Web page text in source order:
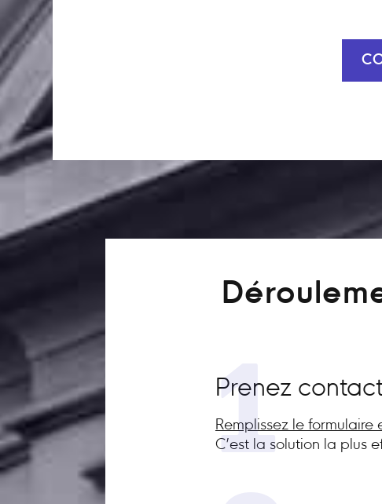
1
Prenez
Remplissez le
C’est la solution la plus